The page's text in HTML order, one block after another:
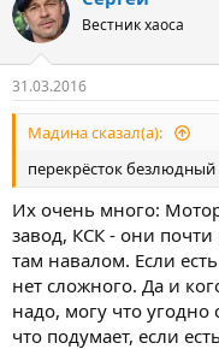
ц
и
Вестник хаоса
31.03.2016
Мадина сказал(а):
перекрёсток безлюдный
Их очень много:
завод, КСК - они почти
там навалом. Если
нет сложного. Да и
надо, могу что угодно
что подумает, если